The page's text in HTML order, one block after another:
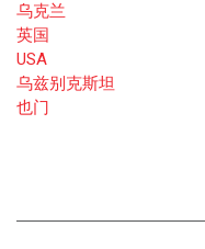
乌克兰
英国
USA
乌兹别克斯坦
也门